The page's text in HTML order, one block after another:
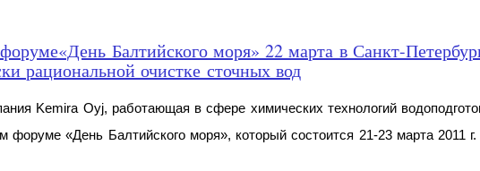
Балтийского моря» 22 марта в Санкт-
рациональной очистке сточных вод
Kemira Oyj, работающая в сфере химических технологий
форуме «День Балтийского моря», который состоится 21-23 марта 2011